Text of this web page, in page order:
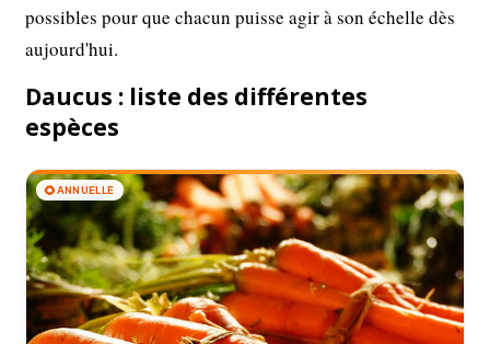
possibles pour que chacun puisse agir à son échelle dès
aujourd'hui.
Daucus : liste des différentes
espèces
🌻ANNUELLE